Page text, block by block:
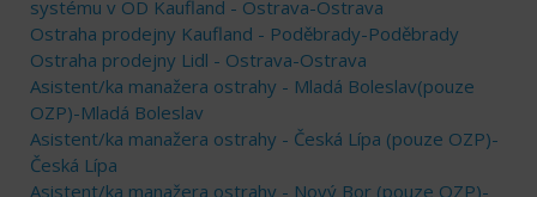
systému v OD Kaufland - Ostrava-Ostrava
Ostraha prodejny Kaufland - Poděbrady-Poděbrady
Ostraha prodejny Lidl - Ostrava-Ostrava
Asistent/ka manažera ostrahy - Mladá Boleslav(pouze
OZP)-Mladá Boleslav
Asistent/ka manažera ostrahy - Česká Lípa (pouze OZP)-
Česká Lípa
Asistent/ka manažera ostrahy - Nový Bor (pouze OZP)-